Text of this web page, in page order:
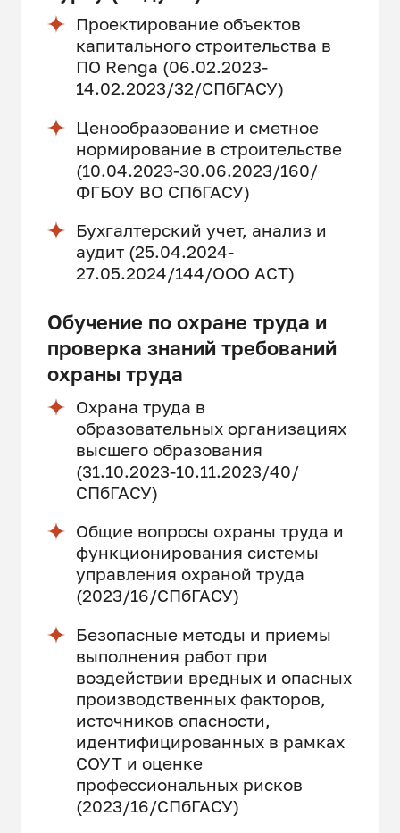
Проектирование объектов
капитального строительства в
ПО Renga (06.02.2023-
14.02.2023/32/СПбГАСУ)
Ценообразование и сметное
нормирование в строительстве
(10.04.2023-30.06.2023/160/
ФГБОУ ВО СПбГАСУ)
Бухгалтерский учет, анализ и
аудит (25.04.2024-
27.05.2024/144/ООО АСТ)
Обучение по охране труда и
проверка знаний требований
охраны труда
Охрана труда в
образовательных организациях
высшего образования
(31.10.2023-10.11.2023/40/
СПбГАСУ)
Общие вопросы охраны труда и
функционирования системы
управления охраной труда
(2023/16/СПбГАСУ)
Безопасные методы и приемы
выполнения работ при
воздействии вредных и опасных
производственных факторов,
источников опасности,
идентифицированных в рамках
СОУТ и оценке
профессиональных рисков
(2023/16/СПбГАСУ)